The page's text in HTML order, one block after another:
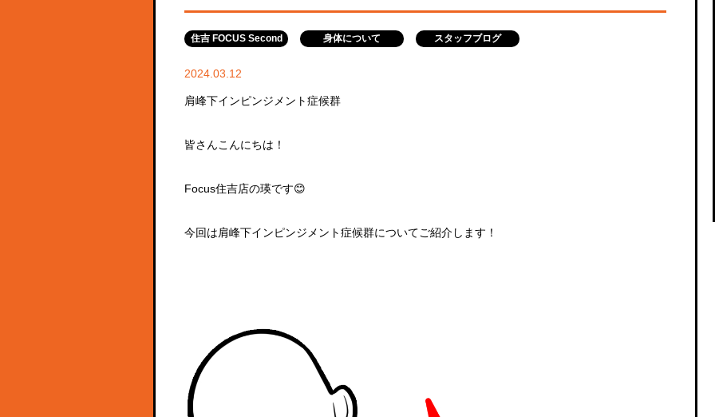
住吉 FOCUS Second 身体について スタッフブログ
2024.03.12
肩峰下インピンジメント症候群
皆さんこんにちは！
Focus住吉店の瑛です😊
今回は肩峰下インピンジメント症候群についてご紹介します！